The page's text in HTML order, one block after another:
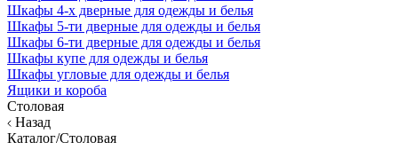
Шкафы 4-х дверные для одежды и белья
Шкафы 5-ти дверные для одежды и белья
Шкафы 6-ти дверные для одежды и белья
Шкафы купе для одежды и белья
Шкафы угловые для одежды и белья
Ящики и короба
Столовая
Назад
Каталог/Столовая